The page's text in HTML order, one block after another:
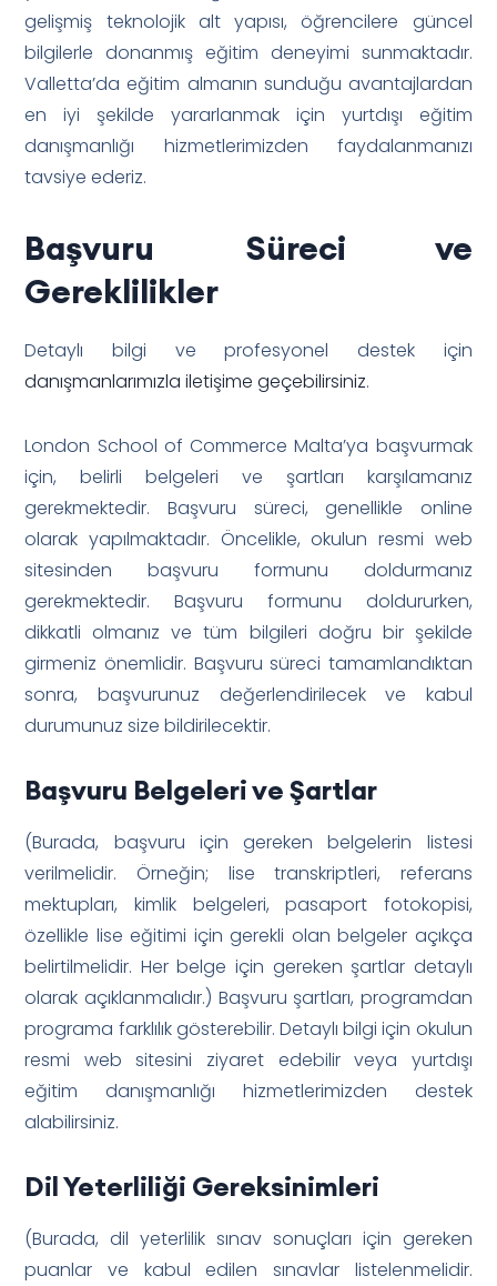
gelişmiş teknolojik alt yapısı, öğrencilere güncel
bilgilerle donanmış eğitim deneyimi sunmaktadır.
Valletta’da eğitim almanın sunduğu avantajlardan
en iyi şekilde yararlanmak için yurtdışı eğitim
danışmanlığı hizmetlerimizden faydalanmanızı
tavsiye ederiz.
Başvuru Süreci ve
Gereklilikler
Detaylı bilgi ve profesyonel destek için
danışmanlarımızla iletişime geçebilirsiniz.
London School of Commerce Malta’ya başvurmak
için, belirli belgeleri ve şartları karşılamanız
gerekmektedir. Başvuru süreci, genellikle online
olarak yapılmaktadır. Öncelikle, okulun resmi web
sitesinden başvuru formunu doldurmanız
gerekmektedir. Başvuru formunu doldururken,
dikkatli olmanız ve tüm bilgileri doğru bir şekilde
girmeniz önemlidir. Başvuru süreci tamamlandıktan
sonra, başvurunuz değerlendirilecek ve kabul
durumunuz size bildirilecektir.
Başvuru Belgeleri ve Şartlar
(Burada, başvuru için gereken belgelerin listesi
verilmelidir. Örneğin; lise transkriptleri, referans
mektupları, kimlik belgeleri, pasaport fotokopisi,
özellikle lise eğitimi için gerekli olan belgeler açıkça
belirtilmelidir. Her belge için gereken şartlar detaylı
olarak açıklanmalıdır.) Başvuru şartları, programdan
programa farklılık gösterebilir. Detaylı bilgi için okulun
resmi web sitesini ziyaret edebilir veya yurtdışı
eğitim danışmanlığı hizmetlerimizden destek
alabilirsiniz.
Dil Yeterliliği Gereksinimleri
(Burada, dil yeterlilik sınav sonuçları için gereken
puanlar ve kabul edilen sınavlar listelenmelidir.